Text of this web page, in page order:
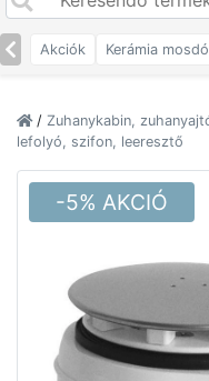
Akciók Kerámia
/ Zuhanykabin,
lefolyó, szifon, leeresztő
-5% AKCIÓ